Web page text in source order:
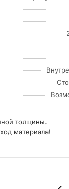
толщины.
материала!